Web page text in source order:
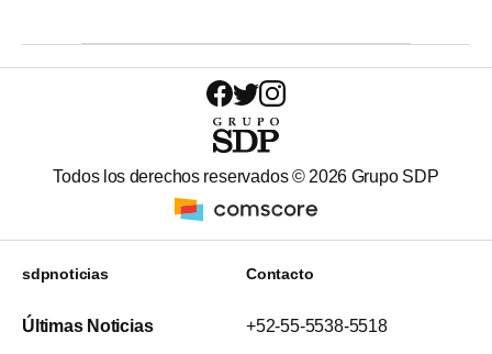
Todos los derechos reservados © 2026 Grupo SDP
sdpnoticias
Últimas Noticias
Contacto
+52-55-5538-5518